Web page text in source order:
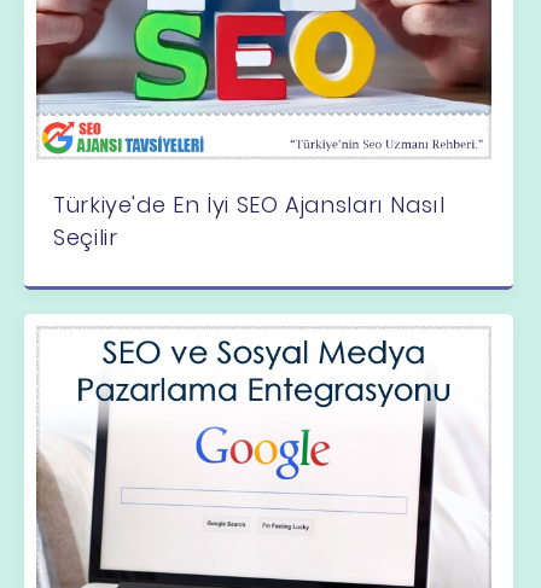
Türkiye'de En İyi SEO Ajansları Nasıl
Seçilir